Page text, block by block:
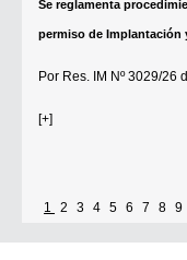
Se reglamenta
permiso de Implantación
Por Res. IM Nº 3029/26
[+]
1 2 3 4 5 6 7 8 9